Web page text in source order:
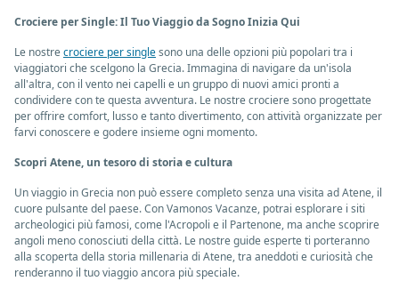
Crociere per Single: Il Tuo Viaggio da Sogno Inizia Qui
Le nostrecrociere per singlesono una delle opzioni più popolari tra i
viaggiatori che scelgono la Grecia. Immagina di navigare da un'isola
all'altra, con il vento nei capelli e un gruppo di nuovi amici pronti a
condividere con te questa avventura. Le nostre crociere sono progettate
per offrire comfort, lusso e tanto divertimento, con attività organizzate per
farvi conoscere e godere insieme ogni momento.
Scopri Atene, un tesoro di storia e cultura
Un viaggio in Grecia non può essere completo senza una visita ad Atene, il
cuore pulsante del paese. Con Vamonos Vacanze, potrai esplorare i siti
archeologici più famosi, come l'Acropoli e il Partenone, ma anche scoprire
angoli meno conosciuti della città. Le nostre guide esperte ti porteranno
alla scoperta della storia millenaria di Atene, tra aneddoti e curiosità che
renderanno il tuo viaggio ancora più speciale.